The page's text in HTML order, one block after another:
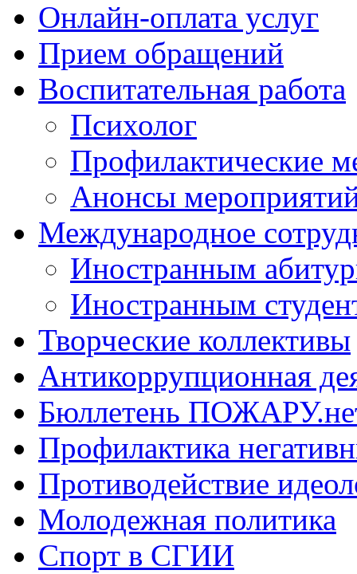
Онлайн-оплата услуг
Прием обращений
Воспитательная работа
Психолог
Профилактические
Анонсы
Международное
Иностранным
Иностранным
Творческие коллективы
Антикоррупционная
Бюллетень
Профилактика
Противодействие
Молодежная политика
Спорт в СГИИ